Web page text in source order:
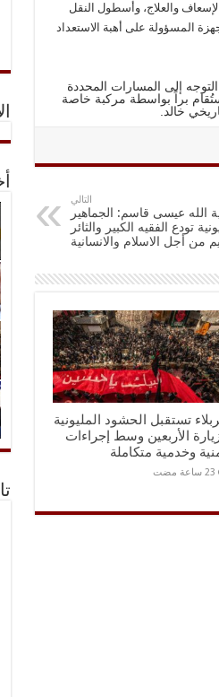
والعلاج، وأسطول النقل
المسؤولة على أهبة الاستعداد
إلى المسارات المحددة
براً بواسطة مركبة خاصة
خالد.
التالي
الله عيسى قاسم: الجماهير
تودع الفقيه الكبير والثائر
من أجل الاسلام والانسانية
تستقبل الحشود المليونية
الأربعين وسط إجراءات
وخدمية متكاملة